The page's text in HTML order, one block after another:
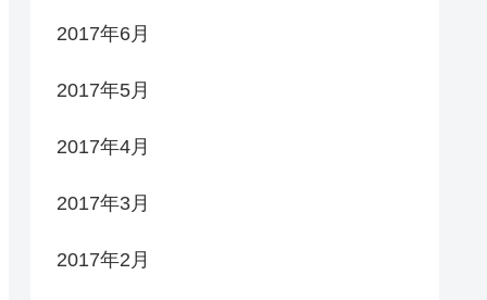
2017年6月
2017年5月
2017年4月
2017年3月
2017年2月